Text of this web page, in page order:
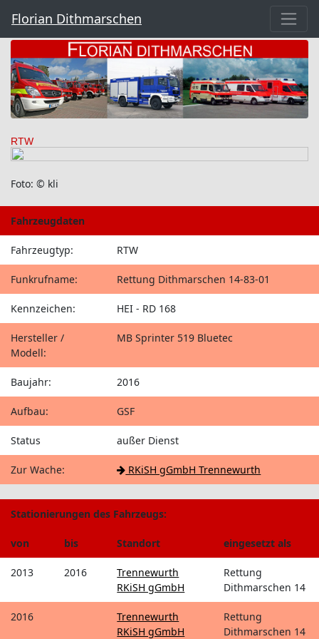
Florian Dithmarschen
RTW
Foto: © kli
Fahrzeugdaten
Fahrzeugtyp: RTW
Funkrufname: Rettung Dithmarschen 14-83-01
Kennzeichen: HEI - RD 168
Hersteller /
Modell:
MB Sprinter 519 Bluetec
Baujahr: 2016
Aufbau: GSF
Status außer Dienst
Zur Wache: RKiSH gGmbH Trennewurth
Stationierungen des Fahrzeugs:
von bis Standort eingesetzt als
2013 2016
Trennewurth
RKiSH gGmbH
Rettung
Dithmarschen 14
2016
Trennewurth
RKiSH gGmbH
Rettung
Dithmarschen 14